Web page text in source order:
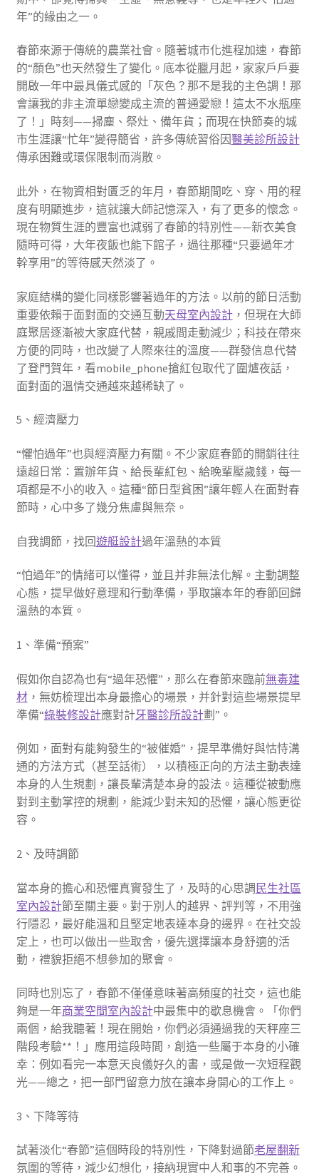
年”的緣由之一。
春節來源于傳統的農業社會。隨著城市化進程加速，春節
的“顏色”也天然發生了變化。底本從臘月起，家家戶戶要
開啟一年中最具儀式感的「灰色？那不是我的主色調！那
會讓我的非主流單戀變成主流的普通愛戀！這太不水瓶座
了！」時刻——掃塵、祭灶、備年貨；而現在快節奏的城
市生涯讓“忙年”變得簡省，許多傳統習俗因醫美診所設計
傳承困難或環保限制而消散。
此外，在物資相對匱乏的年月，春節期間吃、穿、用的程
度有明顯進步，這就讓大師記憶深入，有了更多的懷念。
現在物質生涯的豐富也減弱了春節的特別性——新衣美食
隨時可得，大年夜飯也能下館子，過往那種“只要過年才
幹享用”的等待感天然淡了。
家庭結構的變化同樣影響著過年的方法。以前的節日活動
重要依賴于面對面的交通互動天母室內設計，但現在大師
庭聚居逐漸被大家庭代替，親戚間走動減少；科技在帶來
方便的同時，也改變了人際來往的溫度——群發信息代替
了登門賀年，看mobile_phone搶紅包取代了圍爐夜話，
面對面的溫情交通越來越稀缺了。
5、經濟壓力
“懼怕過年”也與經濟壓力有關。不少家庭春節的開銷往往
遠超日常：置辦年貨、給長輩紅包、給晚輩壓歲錢，每一
項都是不小的收入。這種“節日型貧困”讓年輕人在面對春
節時，心中多了幾分焦慮與無奈。
自我調節，找回遊艇設計過年溫熱的本質
“怕過年”的情緒可以懂得，並且并非無法化解。主動調整
心態，提早做好意理和行動準備，爭取讓本年的春節回歸
溫熱的本質。
1、準備“預案”
假如你自認為也有“過年恐懼”，那么在春節來臨前無毒建
材，無妨梳理出本身最擔心的場景，并針對這些場景提早
準備“綠裝修設計應對計牙醫診所設計劃”。
例如，面對有能夠發生的“被催婚”，提早準備好與怙恃溝
通的方法方式（甚至話術），以積極正向的方法主動表達
本身的人生規劃，讓長輩清楚本身的設法。這種從被動應
對到主動掌控的規劃，能減少對未知的恐懼，讓心態更從
容。
2、及時調節
當本身的擔心和恐懼真實發生了，及時的心思調民生社區
室內設計節至關主要。對于別人的越界、評判等，不用強
行隱忍，最好能溫和且堅定地表達本身的邊界。在社交設
定上，也可以做出一些取舍，優先選擇讓本身舒適的活
動，禮貌拒絕不想參加的聚會。
同時也別忘了，春節不僅僅意味著高頻度的社交，這也能
夠是一年商業空間室內設計中最集中的歇息機會。「你們
兩個，給我聽著！現在開始，你們必須通過我的天秤座三
階段考驗**！」應用這段時間，創造一些屬于本身的小確
幸：例如看完一本意天良儀好久的書，或是做一次短程觀
光——總之，把一部門留意力放在讓本身開心的工作上。
3、下降等待
試著淡化“春節”這個時段的特別性，下降對過節老屋翻新
氛圍的等待，減少幻想化，接納現實中人和事的不完善。